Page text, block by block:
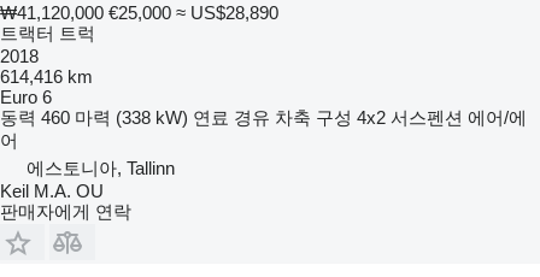
₩41,120,000 €25,000 ≈ US$28,890
트랙터 트럭
2018
614,416 km
Euro 6
동력 460 마력 (338 kW) 연료 경유 차축 구성 4x2 서스펜션 에어/에
어
에스토니아, Tallinn
Keil M.A. OU
판매자에게 연락